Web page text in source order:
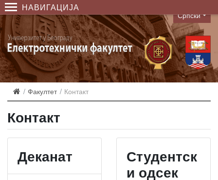
НАВИГАЦИЈА
Language
Српски
Факултет Контакт
Контакт
Деканат
Студентск
и одсек